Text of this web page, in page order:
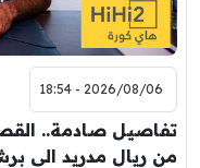
2026/08/06 - 18:54
تفاصيل صادمة..
من ريال مدريد الى